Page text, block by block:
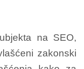
na SEO,
zakonski